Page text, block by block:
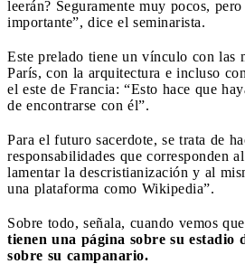
leerán? Seguramente muy pocos,
importante”, dice el seminarista.
Este prelado tiene un vínculo con las
París, con la arquitectura e incluso
el este de Francia: “Esto hace que
de encontrarse con él”.
Para el futuro sacerdote, se trata de
responsabilidades que corresponden
lamentar la descristianización y al
una plataforma como Wikipedia”.
Sobre todo, señala, cuando vemos que
tienen una página sobre su estadio
sobre su campanario.